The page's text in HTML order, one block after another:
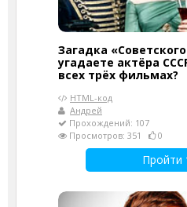
Загадка
угадаете актёра
всех трёх фильмах?
HTML-код
Андрей
Прохождений: 107
Просмотров: 351
0
Пройти